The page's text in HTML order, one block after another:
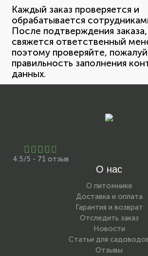
Каждый заказ проверяется и
обрабатывается
После подтверждения
свяжется ответственный
поэтому проверяйте,
правильность заполнения
данных.
4.5/5 - 71 отзыв
О нас
О питомнике
Доставка и оплата
Гарантия и возврат
Отследить заказ
Новости
Статьи для
Отзывы